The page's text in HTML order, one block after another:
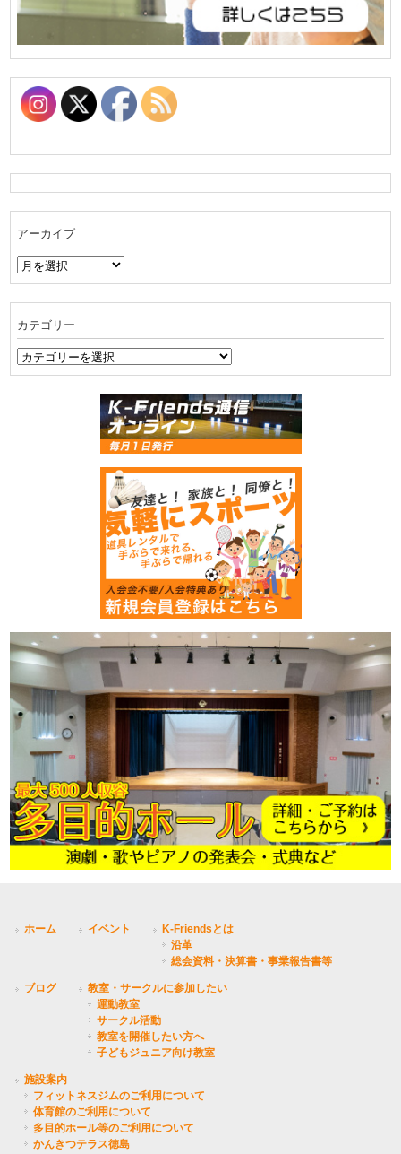
アーカイブ
ア
ー
ブ
カテゴリー
カ
テ
ホーム イベント
K-Friendsとは
沿革
総会資料・決算書・事業報告書等
ブログ
教室・サークルに参加したい
運動教室
サークル活動
教室を開催したい方へ
子どもジュニア向け教室
施設案内
フィットネスジムのご利用について
体育館のご利用について
多目的ホール等のご利用について
かんきつテラス徳島